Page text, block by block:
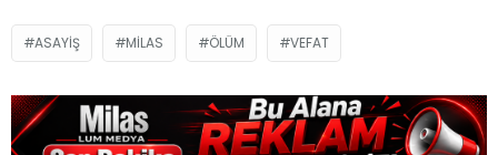
ASAYIŞ MILAS ÖLÜM VEFAT